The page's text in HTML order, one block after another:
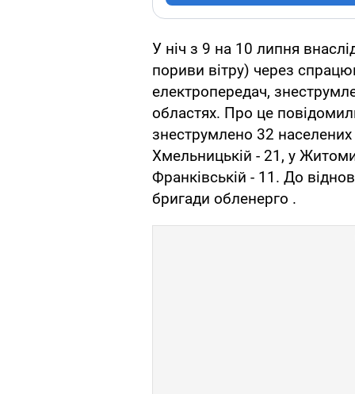
У ніч з 9 на 10 липня
пориви вітру) через
електропередач,
областях. Про це
знеструмлено 32 населених
Хмельницькій - 21, у
Франківській - 11. До
бригади обленерго .